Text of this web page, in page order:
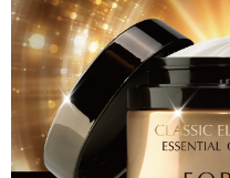
【注意事項】
1.本服務係由「台灣大哥大股份
用戶於交易時，得透過本服務購
買賣價金債權讓與本公司後，依
2.基於同意付款使用「大哥付你
資料（包含姓名、電話或地址）
由本公司與您本人進行分期帳單
3.完整用戶服務條款，請詳閱以下
３．收到繳費通知簡訊後14天內
ATM／網路銀行／等多元方式進行
※ 請注意：結帳手續完成當下不
購買商品的店家。未經商家同意
後付繳納相關費用。
※ 交易是否成功請以「AFTEE先
是否繳費成功／繳費後需取消欲
客戶支援中心」
https://
每筆NT$90，滿NT$1,000(含
國家/地區配送